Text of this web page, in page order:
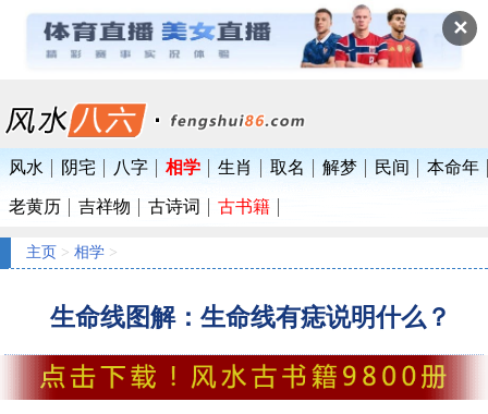
✕
风水 阴宅 八字 相学 生肖 取名 解梦 民间 本命年
老黄历 吉祥物 古诗词 古书籍
主页 > 相学 >
生命线图解：生命线有痣说明什么？